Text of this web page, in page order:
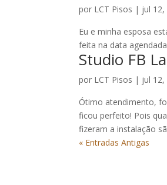
por LCT Pisos | jul 12,
Eu e minha esposa
feita na data
Studio FB
por LCT Pisos | jul 12,
Ótimo atendimento,
ficou perfeito! Pois
fizeram a instalação
« Entradas Antigas